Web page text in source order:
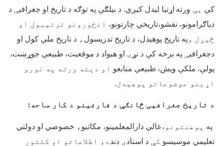
کې يې ورته اړتيا ليدل کيږي. د بيلګې په توګه د تاريخ او جغرافي ې د
دياګرامونو، نقشو،تاريخي چارتونو، انځورونو ترتيبول او
څيړل ، په تاريخ پوهيدل، د تاريخ تدريسول ، د تاريخ ملي کول او
دجغرافي ې په برخه کې د نړۍ او هيواد د موقعيت، طبيعي جوړښت،
پولې، ملکې ويش، طبيعي منابعو او دېته ورته په نورو
اړينو موضوعاتو پوهيدل.
د تاریخ جغرافیی څانګې د فارغینو د کار ساحه:
په پوهنتونو ،عالي دارالمعلمينو، مکاتبو ، خصوصي او دولتي
تعليمي موسيسو کې د استادی دند ه، اطلاعاتو او کلتور